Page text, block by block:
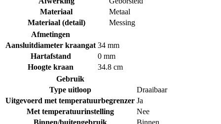
Materiaal
Metaal
Materiaal (detail)
Messing
Afmetingen
Aansluitdiameter kraangat 34 mm
Hartafstand
0 mm
Hoogte kraan
34.8 cm
Gebruik
Type uitloop
Draaibaar
Uitgevoerd met temperatuurbegrenzer Ja
Met temperatuurinstelling
Nee
Binnen/buitengebruik
Binnen